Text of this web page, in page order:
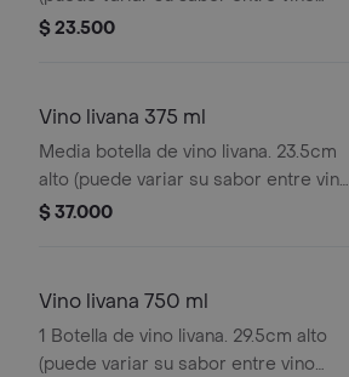
rosé, tinto y blanco). imagen de
$ 23.500
Vino livana 375 ml
Media botella de vino livana. 23.5cm
alto (puede variar su sabor entre vino
rosé, tinto y blanco). imagen de
$ 37.000
Vino livana 750 ml
1 Botella de vino livana. 29.5cm alto
(puede variar su sabor entre vino